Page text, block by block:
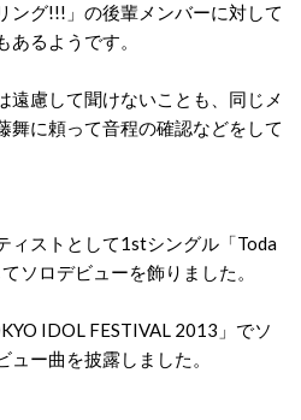
ング!!!」の後輩メンバーに対して
るようです。
遠慮して聞けないことも、同じメ
舞に頼って音程の確認などをして
ィストとして1stシングル「Toda
ソロデビューを飾りました。
IDOL FESTIVAL 2013」でソ
ー曲を披露しました。